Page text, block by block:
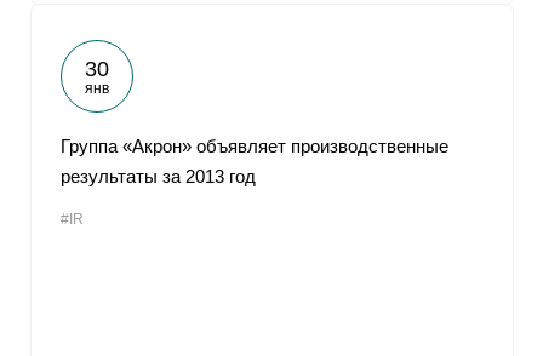
30
янв
Группа «Акрон» объявляет производственные
результаты за 2013 год
#IR